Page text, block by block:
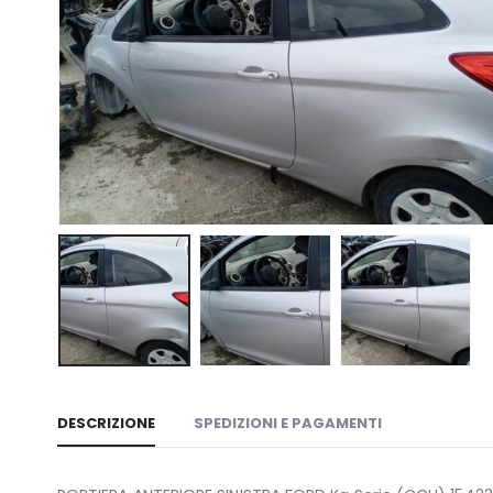
DESCRIZIONE SPEDIZIONI E PAGAMENTI